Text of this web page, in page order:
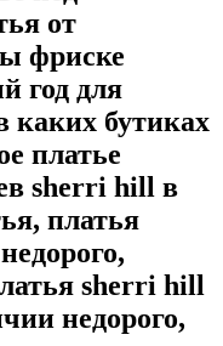
от
фриске
год для
бутиках
платье
sherri hill в
платья
sherri hill
недорого,